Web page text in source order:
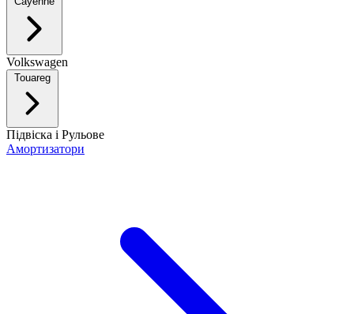
Volkswagen
Підвіска і Рульове
Амортизатори